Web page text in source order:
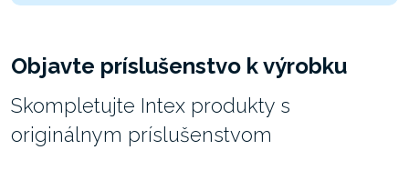
Objavte príslušenstvo k výrobku
Skompletujte Intex produkty s
originálnym príslušenstvom